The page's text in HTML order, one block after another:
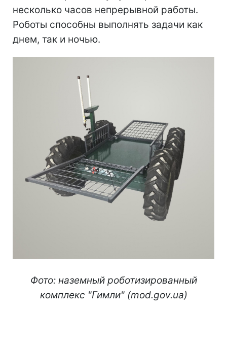
несколько часов непрерывной работы.
Роботы способны выполнять задачи как
днем, так и ночью.
Фото: наземный роботизированный
комплекс "Гимли" (mod.gov.ua)